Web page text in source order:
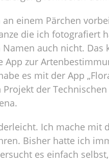
einem Pärchen
die ich fotografiert
auch nicht.
App zur
es mit der App
Projekt der
Ich mache mit
Bisher hatte ich
es einfach